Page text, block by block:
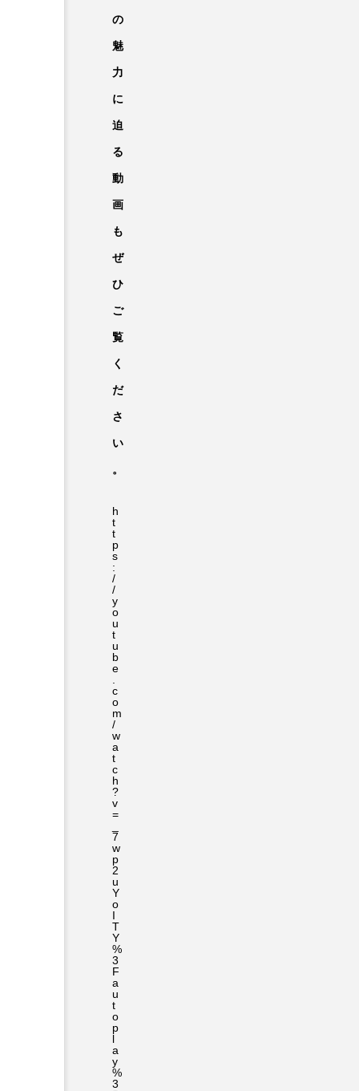
の
魅
力
に
迫
る
動
画
も
ぜ
ひ
ご
覧
く
だ
さ
い
。
h
t
t
p
s
:
/
/
y
o
u
t
u
b
e
c
o
m
/
w
a
t
c
h
?
v
=
7
w
p
2
u
Y
o
I
T
Y
%
3
F
a
u
t
o
p
l
a
y
%
3